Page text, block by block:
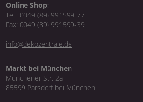
Online Shop:
Tel.: 0049 (89) 991599-77
Fax: 0049 (89) 991599-39
info@dekozentrale.de
Markt bei München
Münchener Str. 2a
85599 Parsdorf bei München